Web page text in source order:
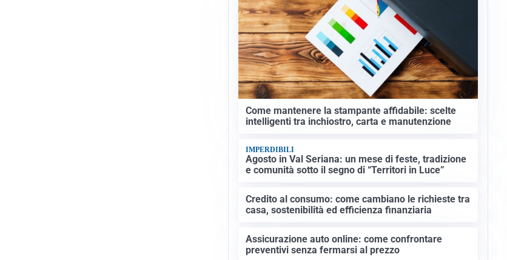
Come mantenere la stampante affidabile: scelte
intelligenti tra inchiostro, carta e manutenzione
IMPERDIBILI
Agosto in Val Seriana: un mese di feste, tradizione
e comunità sotto il segno di “Territori in Luce”
Credito al consumo: come cambiano le richieste tra
casa, sostenibilità ed efficienza finanziaria
Assicurazione auto online: come confrontare
preventivi senza fermarsi al prezzo